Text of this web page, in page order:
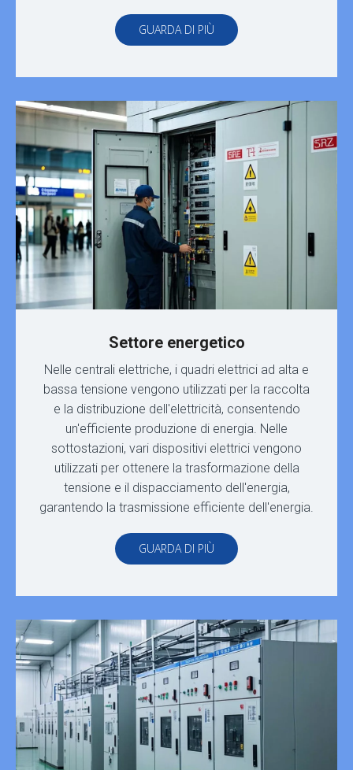
GUARDA DI PIÙ
Settore energetico
Nelle centrali elettriche, i quadri elettrici ad alta e
bassa tensione vengono utilizzati per la raccolta
e la distribuzione dell'elettricità, consentendo
un'efficiente produzione di energia. Nelle
sottostazioni, vari dispositivi elettrici vengono
utilizzati per ottenere la trasformazione della
tensione e il dispacciamento dell'energia,
garantendo la trasmissione efficiente dell'energia.
GUARDA DI PIÙ